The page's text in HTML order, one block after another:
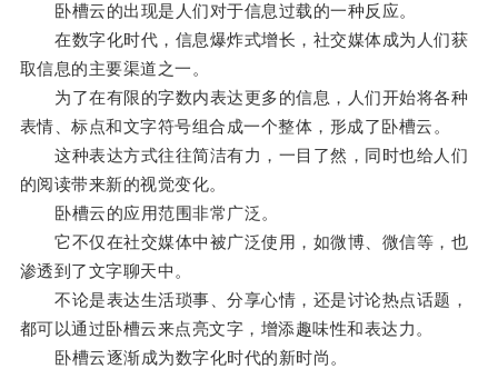
卧槽云的出现是人们对于信息过载的一种反应。
在数字化时代，信息爆炸式增长，社交媒体成为人们获
取信息的主要渠道之一。
为了在有限的字数内表达更多的信息，人们开始将各种
表情、标点和文字符号组合成一个整体，形成了卧槽云。
这种表达方式往往简洁有力，一目了然，同时也给人们
的阅读带来新的视觉变化。
卧槽云的应用范围非常广泛。
它不仅在社交媒体中被广泛使用，如微博、微信等，也
渗透到了文字聊天中。
不论是表达生活琐事、分享心情，还是讨论热点话题，
都可以通过卧槽云来点亮文字，增添趣味性和表达力。
卧槽云逐渐成为数字化时代的新时尚。